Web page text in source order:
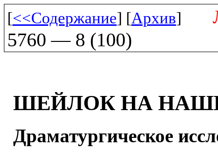
[<<Содержание] [Архив]
5760 — 8 (100)
ШЕЙЛОК НА
Драматургическое